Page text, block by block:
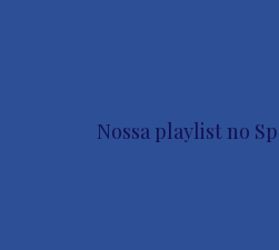
Nossa playlist no